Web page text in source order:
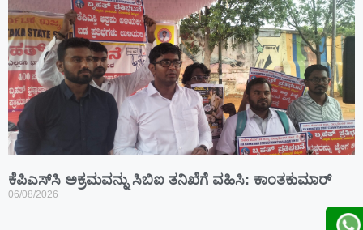
ಕೆಪಿಎಸ್‍ಸಿ ಅಕ್ರಮವನ್ನು ಸಿಬಿಐ ತನಿಖೆಗೆ ವಹಿಸಿ: ಕಾಂತಕುಮಾರ್
06/08/2026